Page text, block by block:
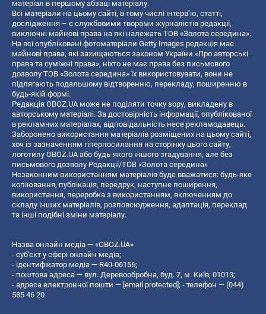
матеріал в першому абзаці матеріалу.
Всі матеріали на цьому сайті, в тому числі інтерв’ю, статті,
дослідження – є службовими творами журналістів редакції,
виключні майнові права на які належать ТОВ «Золота середина».
На всі опубліковані фотоматеріали Getty Images редакція має
майнові права, які захищаються законом України «Про авторські
права та суміжні права», ніхто не має права без письмового
дозволу ТОВ «Золота середина» їх використовувати, вони не
підлягають подальшому відтворенню, перекладу, поширенню в
будь-якій формі.
Редакція OBOZ.UA може не поділяти точку зору, викладену в
авторському матеріалі. За достовірність інформації, опублікованої
в рекламних матеріалах, відповідальність несе рекламодавець.
Заборонено використання матеріалів розміщених на цьому сайті,
хоч із зазначенням гіперпосилання на сторінку цього сайту,
логотипу OBOZ.UA або будь-якого іншого згадування, але без
письмового дозволу Редакції/ТОВ «Золота середина»
Незаконним використанням матеріалів буде вважатися: будь-яке
копiювання, публiкацiя, передрук, наступне поширення,
використання, переробка з використанням, включенням до
складу інших матеріалів, розповсюдження, адаптація, переклад
та інші подібні зміни матеріалу.
Назва онлайн медіа — «OBOZ.UA»
- суб'єкт у сфері онлайн медіа;
- ідентифікатор медіа — R40-06156;
- поштова адреса — вул. Деревообробна, буд. 7, м. Київ, 01013;
- адреса електронної пошти — [email protected]; - телефон — (044)
585 46 20